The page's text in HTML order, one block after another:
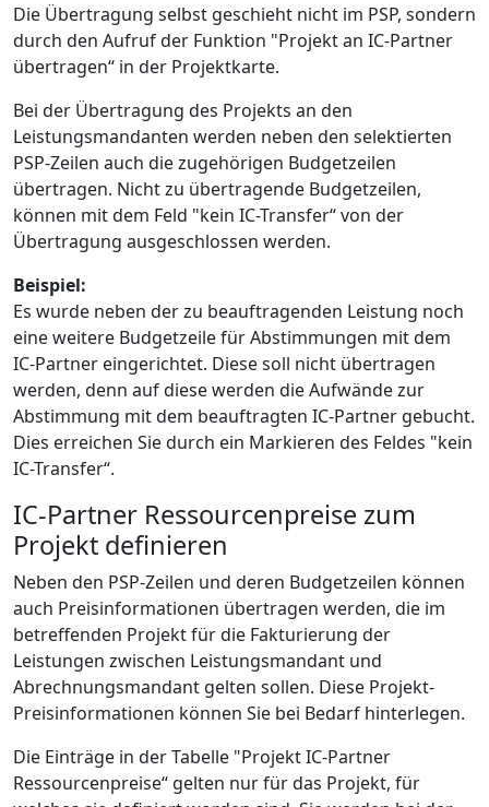
Die Übertragung selbst geschieht nicht im PSP, sondern
durch den Aufruf der Funktion "Projekt an IC-Partner
übertragen“ in der Projektkarte.
Bei der Übertragung des Projekts an den
Leistungsmandanten werden neben den selektierten
PSP-Zeilen auch die zugehörigen Budgetzeilen
übertragen. Nicht zu übertragende Budgetzeilen,
können mit dem Feld "kein IC-Transfer“ von der
Übertragung ausgeschlossen werden.
Beispiel:
Es wurde neben der zu beauftragenden Leistung noch
eine weitere Budgetzeile für Abstimmungen mit dem
IC-Partner eingerichtet. Diese soll nicht übertragen
werden, denn auf diese werden die Aufwände zur
Abstimmung mit dem beauftragten IC-Partner gebucht.
Dies erreichen Sie durch ein Markieren des Feldes "kein
IC-Transfer“.
IC-Partner Ressourcenpreise zum
Projekt definieren
Neben den PSP-Zeilen und deren Budgetzeilen können
auch Preisinformationen übertragen werden, die im
betreffenden Projekt für die Fakturierung der
Leistungen zwischen Leistungsmandant und
Abrechnungsmandant gelten sollen. Diese Projekt-
Preisinformationen können Sie bei Bedarf hinterlegen.
Die Einträge in der Tabelle "Projekt IC-Partner
Ressourcenpreise“ gelten nur für das Projekt, für